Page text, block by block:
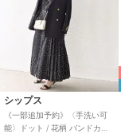
シップス
《一部追加予約》〈手洗い可
能〉ドット / 花柄 バンドカラ